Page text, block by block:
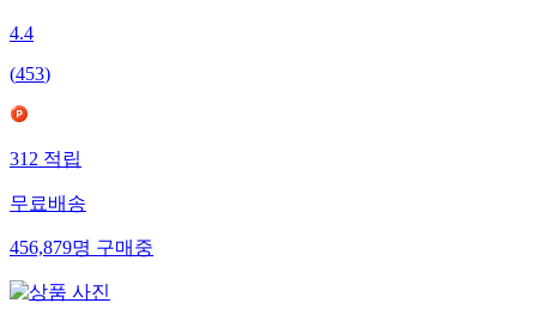
4.4
(453)
312적립
무료배송
456,879명구매중